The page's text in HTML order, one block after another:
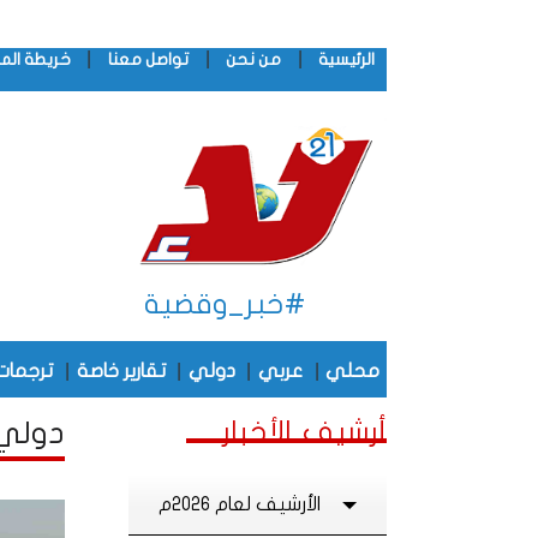
الرئيسية من نحن تواصل معنا خريطة
#خبر_وقضية
محلي عربي دولي تقارير خاصة
دولي أرشيف الأخبار
الأرشيف لعام 2026م